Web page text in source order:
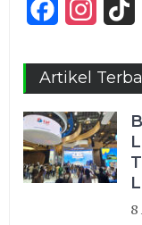
Facebook
Artikel
8